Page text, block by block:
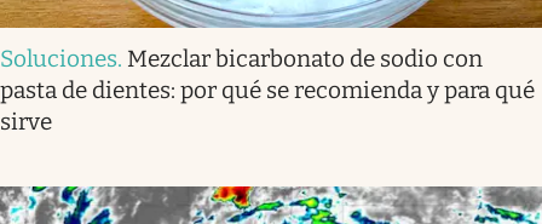
Soluciones. Mezclar bicarbonato de sodio con
pasta de dientes: por qué se recomienda y para qué
sirve